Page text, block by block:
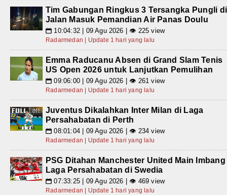
Tim Gabungan Ringkus 3 Tersangka Pungli di
Jalan Masuk Pemandian Air Panas Doulu
📅 10:04:32 | 09 Agu 2026 | 👁 225 view
Radarmedan | Update 1 hari yang lalu
Emma Raducanu Absen di Grand Slam Tenis
US Open 2026 untuk Lanjutkan Pemulihan
📅 09:06:00 | 09 Agu 2026 | 👁 261 view
Radarmedan | Update 1 hari yang lalu
Juventus Dikalahkan Inter Milan di Laga
Persahabatan di Perth
📅 08:01:04 | 09 Agu 2026 | 👁 234 view
Radarmedan | Update 1 hari yang lalu
PSG Ditahan Manchester United Main Imbang
Laga Persahabatan di Swedia
📅 07:33:25 | 09 Agu 2026 | 👁 469 view
Radarmedan | Update 1 hari yang lalu